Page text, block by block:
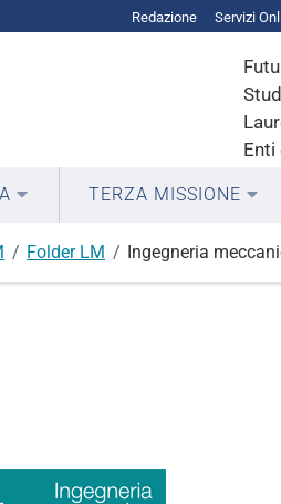
Redazione Servizi
Enti
TERZA MISSIONE
Folder LM Ingegneria